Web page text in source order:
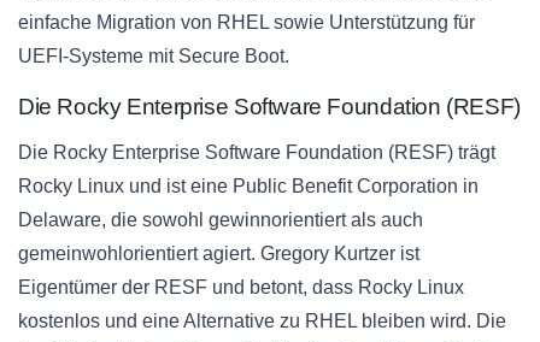
einfache Migration von RHEL sowie Unterstützung für
UEFI-Systeme mit Secure Boot.
Die Rocky Enterprise Software Foundation (RESF)
Die Rocky Enterprise Software Foundation (RESF) trägt
Rocky Linux und ist eine Public Benefit Corporation in
Delaware, die sowohl gewinnorientiert als auch
gemeinwohlorientiert agiert. Gregory Kurtzer ist
Eigentümer der RESF und betont, dass Rocky Linux
kostenlos und eine Alternative zu RHEL bleiben wird. Die